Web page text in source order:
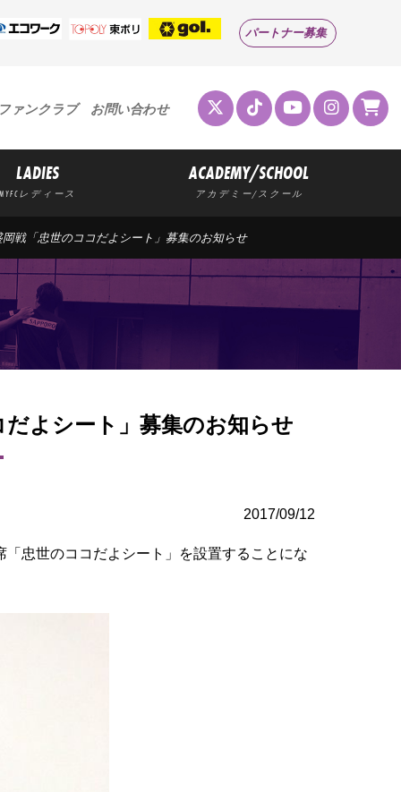
パートナー募集
ァンクラブ お問い合わせ
LADIES
レディース
ACADEMY/SCHOOL
アカデミー/スクール
戦「忠世のココだよシート」募集のお知らせ
よシート」募集のお知らせ
2017/09/12
忠世のココだよシート」を設置することにな